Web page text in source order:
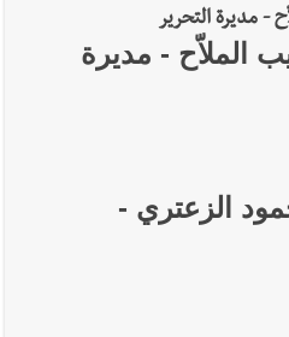
الملاّح - مديرة
الزعتري -